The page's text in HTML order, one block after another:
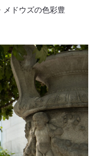
メドウズの色彩豊